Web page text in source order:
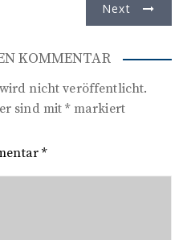
Next
KOMMENTAR
nicht veröffentlicht.
sind mit*markiert
*